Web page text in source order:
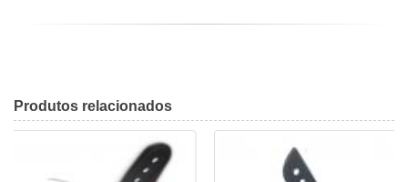
Produtos relacionados